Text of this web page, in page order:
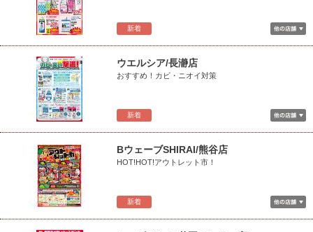
新着
新着
ウエルシア/長瀞店
おすすめ！カビ・ニオイ対策
新着
BウェーブSHIRAI/熊谷店
HOT!HOT!アウトレット市！